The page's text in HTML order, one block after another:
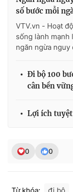
số bước mỗi
VTV.vn - Hoạt
sống lành mạnh
ngăn ngừa nguy
Đi bộ 100
cân bền
Lợi ích tuyệt
0 0